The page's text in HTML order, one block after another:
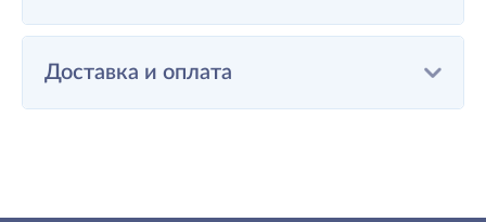
Доставка и оплата